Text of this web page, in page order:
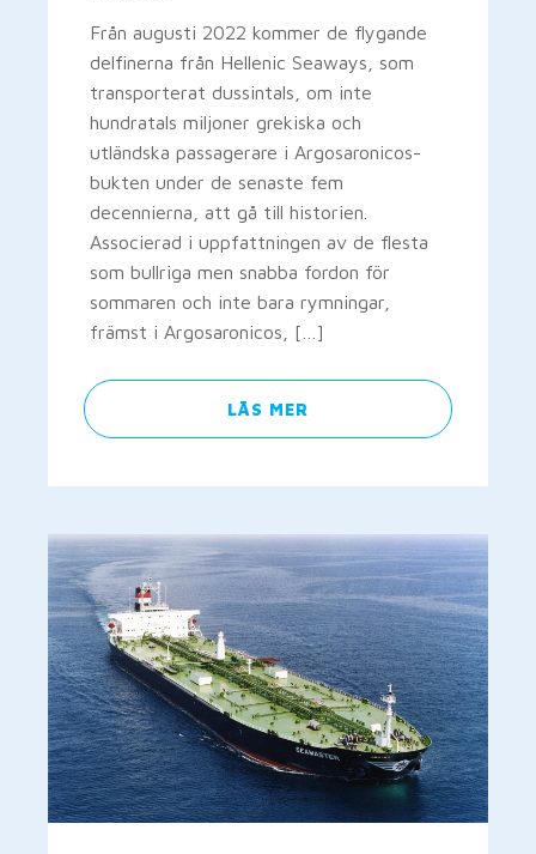
Från augusti 2022 kommer de flygande
delfinerna från Hellenic Seaways, som
transporterat dussintals, om inte
hundratals miljoner grekiska och
utländska passagerare i Argosaronicos-
bukten under de senaste fem
decennierna, att gå till historien.
Associerad i uppfattningen av de flesta
som bullriga men snabba fordon för
sommaren och inte bara rymningar,
främst i Argosaronicos, […]
LÄS MER